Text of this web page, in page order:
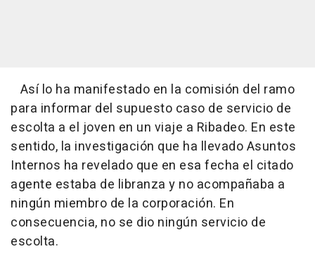
Así lo ha manifestado en la comisión del ramo
para informar del supuesto caso de servicio de
escolta a el joven en un viaje a Ribadeo. En este
sentido, la investigación que ha llevado Asuntos
Internos ha revelado que en esa fecha el citado
agente estaba de libranza y no acompañaba a
ningún miembro de la corporación. En
consecuencia, no se dio ningún servicio de
escolta.